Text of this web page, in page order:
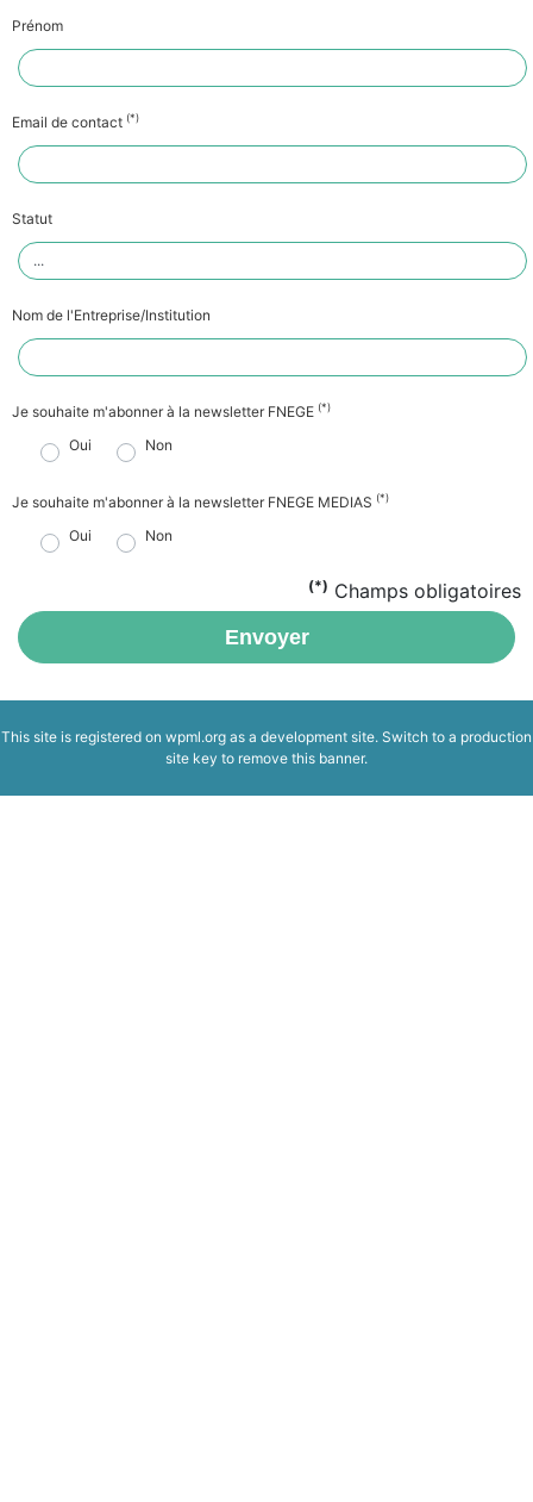
Prénom
Email de contact (*)
Statut
Nom de l'Entreprise/Institution
Je souhaite m'abonner à la newsletter FNEGE (*)
Oui Non
Je souhaite m'abonner à la newsletter FNEGE MEDIAS (*)
Oui Non
(*) Champs obligatoires
Envoyer
This site is registered on wpml.org as a development site. Switch to a production
site key to remove this banner.